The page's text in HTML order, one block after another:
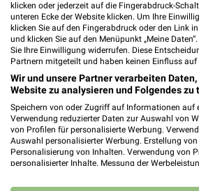
ZOO & Co. Coswig XXL
Dresdner Str. 119d
01640 Coswig
Heute 09:00 - 19:00 Uhr |
155,32 km • Angebote: 1
Fressnapf Coswig
Moritzburger Straße 6-8
klicken oder jederzeit auf die Fingerabdruck-
unteren Ecke der Website klicken. Um Ihre
klicken Sie auf den Fingerabdruck oder den Link
und klicken Sie auf den Menüpunkt „Meine
Sie Ihre Einwilligung widerrufen. Diese
Partnern mitgeteilt und haben keinen Einfluss auf
Wir und unsere Partner verarbeiten
Website zu analysieren und Folgendes zu
Speichern von oder Zugriff auf Informationen auf
Verwendung reduzierter Daten zur Auswahl von
von Profilen für personalisierte Werbung.
Auswahl personalisierter Werbung. Erstellung
Personalisierung von Inhalten. Verwendung von
personalisierter Inhalte. Messung der
Kombinationen von Daten aus verschiedenen